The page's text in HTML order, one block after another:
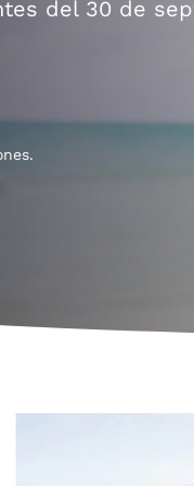
Français
Deutsch
English
del 30 de